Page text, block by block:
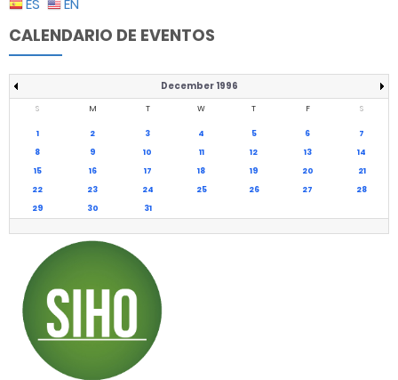
ES EN
CALENDARIO DE EVENTOS
December 1996
S M T W T F S
1 2 3 4 5 6
7
8
9 10 11 12 13
14
15
16 17 18 19 20
21
22
23 24 25 26 27
28
29
30 31